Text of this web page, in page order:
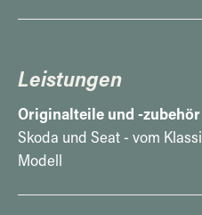
Leistungen
Originalteile und -zubehör
Skoda und Seat - vom
Modell